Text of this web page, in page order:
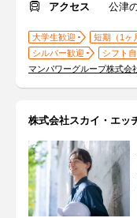
アクセス
公津
大学生歓迎 短期（1ヶ
シルバー歓迎
シフト
マンパワーグループ株式会
株式会社スカイ・エッ